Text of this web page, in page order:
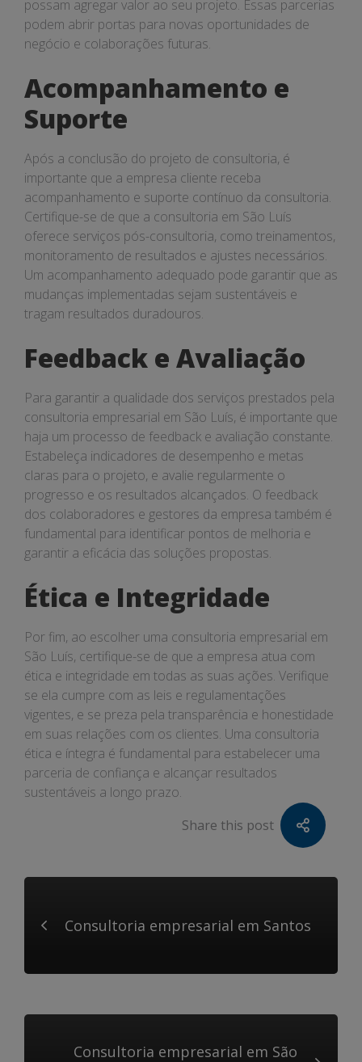
possam agregar valor ao seu projeto. Essas parcerias
podem abrir portas para novas oportunidades de
negócio e colaborações futuras.
Acompanhamento e
Suporte
Após a conclusão do projeto de consultoria, é
importante que a empresa cliente receba
acompanhamento e suporte contínuo da consultoria.
Certifique-se de que a consultoria em São Luís
oferece serviços pós-consultoria, como treinamentos,
monitoramento de resultados e ajustes necessários.
Um acompanhamento adequado pode garantir que as
mudanças implementadas sejam sustentáveis e
tragam resultados duradouros.
Feedback e Avaliação
Para garantir a qualidade dos serviços prestados pela
consultoria empresarial em São Luís, é importante que
haja um processo de feedback e avaliação constante.
Estabeleça indicadores de desempenho e metas
claras para o projeto, e avalie regularmente o
progresso e os resultados alcançados. O feedback
dos colaboradores e gestores da empresa também é
fundamental para identificar pontos de melhoria e
garantir a eficácia das soluções propostas.
Ética e Integridade
Por fim, ao escolher uma consultoria empresarial em
São Luís, certifique-se de que a empresa atua com
ética e integridade em todas as suas ações. Verifique
se ela cumpre com as leis e regulamentações
vigentes, e se preza pela transparência e honestidade
em suas relações com os clientes. Uma consultoria
ética e íntegra é fundamental para estabelecer uma
parceria de confiança e alcançar resultados
sustentáveis a longo prazo.
Share this post
Consultoria empresarial em Santos
Consultoria empresarial em São